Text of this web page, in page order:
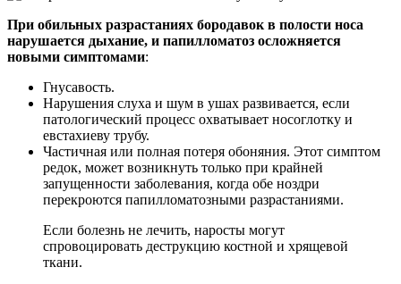
При обильных разрастаниях бородавок в полости носа
нарушается дыхание, и папилломатоз осложняется
новыми симптомами:
Гнусавость.
Нарушения слуха и шум в ушах развивается, если
патологический процесс охватывает носоглотку и
евстахиеву трубу.
Частичная или полная потеря обоняния. Этот симптом
редок, может возникнуть только при крайней
запущенности заболевания, когда обе ноздри
перекроются папилломатозными разрастаниями.
Если болезнь не лечить, наросты могут
спровоцировать деструкцию костной и хрящевой
ткани.